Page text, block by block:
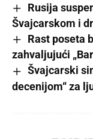
Rusija
Švajcarskom i
Rast poseta
zahvaljujući
Švajcarski
decenijom“ za